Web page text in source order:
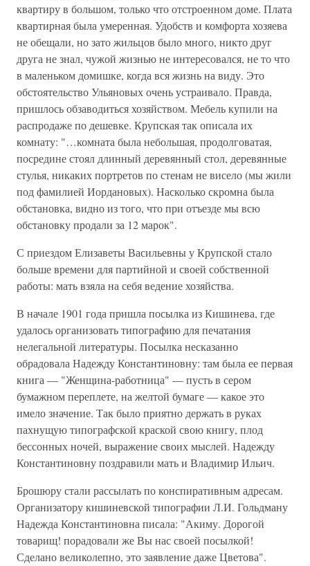
квартиру в большом, только что отстроенном доме. Плата
квартирная была умеренная. Удобств и комфорта хозяева
не обещали, но зато жильцов было много, никто друг
друга не знал, чужой жизнью не интересовался, не то что
в маленьком домишке, когда вся жизнь на виду. Это
обстоятельство Ульяновых очень устраивало. Правда,
пришлось обзаводиться хозяйством. Мебель купили на
распродаже по дешевке. Крупская так описала их
комнату: "…комната была небольшая, продолговатая,
посредине стоял длинный деревянный стол, деревянные
стулья, никаких портретов по стенам не висело (мы жили
под фамилией Иордановых). Насколько скромна была
обстановка, видно из того, что при отъезде мы всю
обстановку продали за 12 марок".
С приездом Елизаветы Васильевны у Крупской стало
больше времени для партийной и своей собственной
работы: мать взяла на себя ведение хозяйства.
В начале 1901 года пришла посылка из Кишинева, где
удалось организовать типографию для печатания
нелегальной литературы. Посылка несказанно
обрадовала Надежду Константиновну: там была ее первая
книга — "Женщина-работница" — пусть в сером
бумажном переплете, на желтой бумаге — какое это
имело значение. Так было приятно держать в руках
пахнущую типографской краской свою книгу, плод
бессонных ночей, выражение своих мыслей. Надежду
Константиновну поздравили мать и Владимир Ильич.
Брошюру стали рассылать по конспиративным адресам.
Организатору кишиневской типографии Л.И. Гольдману
Надежда Константиновна писала: "Акиму. Дорогой
товарищ! порадовали же Вы нас своей посылкой!
Сделано великолепно, это заявление даже Цветова".